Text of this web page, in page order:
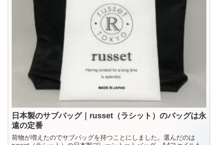
日本製のサブバッグ｜russet（ラシット）のバッグは永
遠の定番
荷物が増えたのでサブバッグを持つことにしました。選んだのは